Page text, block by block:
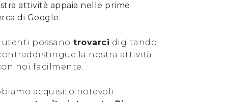
attività appaia nelle prime
di Google.
possano trovarci digitando
la nostra attività
noi facilmente.
acquisito notevoli